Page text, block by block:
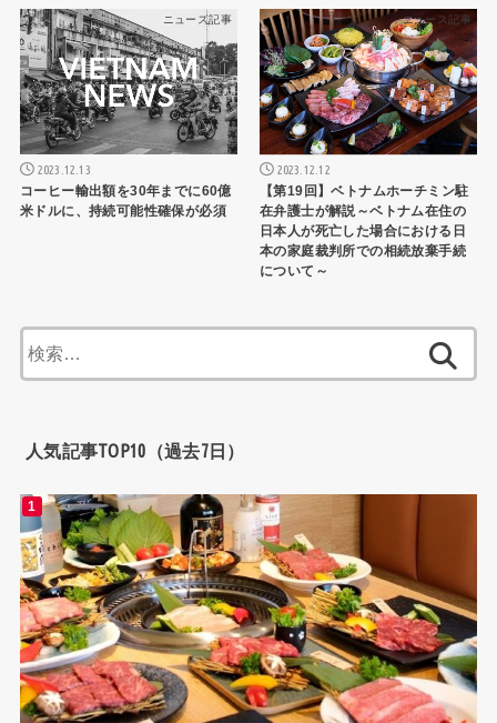
ニュース記事
2023.12.13
コーヒー輸出額を30年までに60億
米ドルに、持続可能性確保が必須
ニュース記事
2023.12.12
【第19回】ベトナムホーチミン駐
在弁護士が解説～ベトナム在住の
日本人が死亡した場合における日
本の家庭裁判所での相続放棄手続
について～
索:
人気記事TOP10（過去7日）